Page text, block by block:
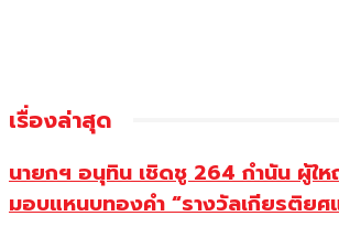
เรื่องล่าสุด
นายกฯ อนุทิน เชิดชู 264 กำนัน ผู้ใ
มอบแหนบทองคำ “รางวัลเกียรติยศ